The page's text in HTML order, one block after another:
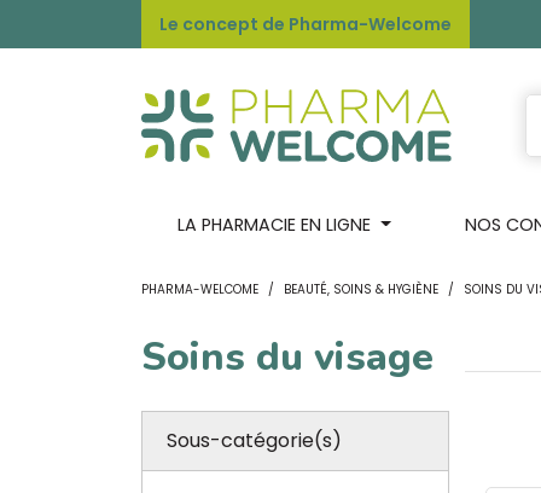
Le concept de Pharma-Welcome
LA PHARMACIE EN LIGNE NOS
PHARMA-WELCOME BEAUTÉ, SOINS & HYGIÈNE SOINS DU
Soins du visage
Sous-catégorie(s)